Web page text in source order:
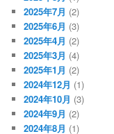
2025年7月 (2)
2025年6月 (3)
2025年4月 (2)
2025年3月 (4)
2025年1月 (2)
2024年12月 (1)
2024年10月 (3)
2024年9月 (2)
2024年8月 (1)